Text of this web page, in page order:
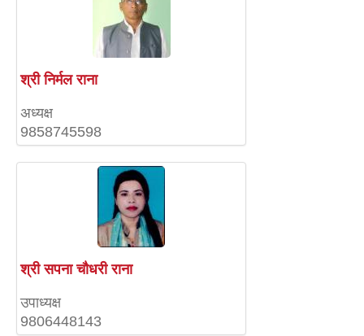
श्री निर्मल राना
अध्यक्ष
9858745598
श्री सपना चौधरी राना
उपाध्यक्ष
9806448143